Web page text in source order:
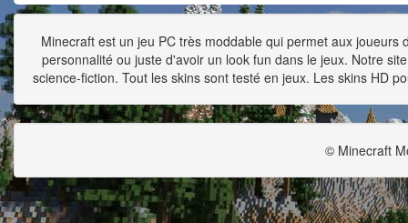
Minecraft est un jeu PC très moddable qui permet aux
personnalité ou juste d'avoir un look fun dans le jeux. Notre
science-fiction. Tout les skins sont testé en jeux. Les skins HD
© Minecraft